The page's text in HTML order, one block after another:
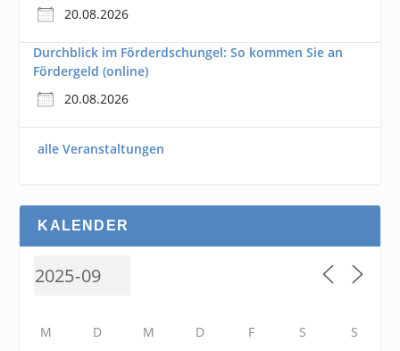
20.08.2026
Durchblick im Förderdschungel: So kommen Sie an
Fördergeld (online)
20.08.2026
alle Veranstaltungen
KALENDER
M D M D F S S